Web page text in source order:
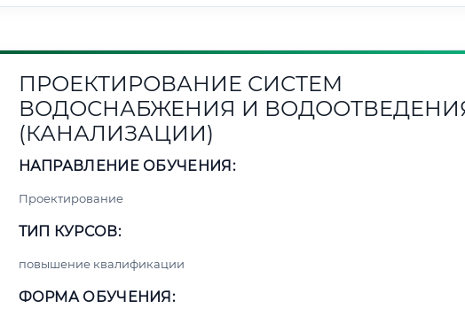
ПРОЕКТИРОВАНИЕ СИСТЕМ
ВОДОСНАБЖЕНИЯ И
(КАНАЛИЗАЦИИ)
НАПРАВЛЕНИЕ ОБУЧЕНИЯ:
Проектирование
ТИП КУРСОВ:
повышение квалификации
ФОРМА ОБУЧЕНИЯ: